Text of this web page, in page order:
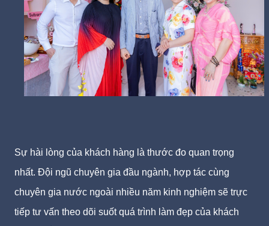
Sự hài lòng của khách hàng là thước đo quan trọng
nhất. Đội ngũ chuyên gia đầu ngành, hợp tác cùng
chuyên gia nước ngoài nhiều năm kinh nghiệm sẽ trực
tiếp tư vấn theo dõi suốt quá trình làm đẹp của khách